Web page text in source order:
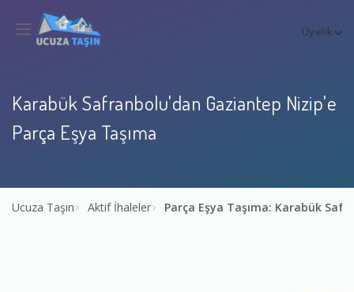
Üyelik
Karabük Safranbolu'dan Gaziantep Nizip'e
Parça Eşya Taşıma
Ucuza Taşın Aktif İhaleler Parça Eşya Taşıma: Karabük